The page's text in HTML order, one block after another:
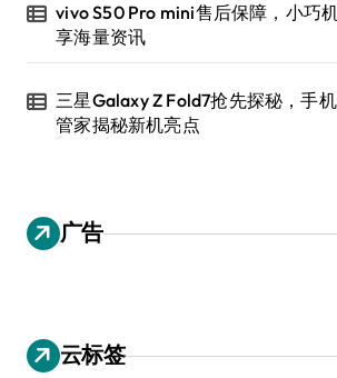
vivo S50 Pro mini售后保障，小巧
享海量资讯
三星Galaxy Z Fold7抢先探秘，手
管家揭秘新机亮点
广告
云标签